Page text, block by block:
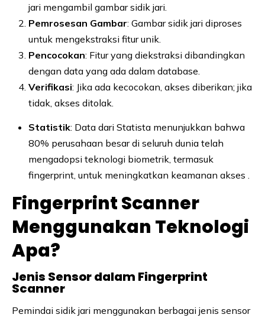
jari mengambil gambar sidik jari.
Pemrosesan Gambar: Gambar sidik jari diproses
untuk mengekstraksi fitur unik.
Pencocokan: Fitur yang diekstraksi dibandingkan
dengan data yang ada dalam database.
Verifikasi: Jika ada kecocokan, akses diberikan; jika
tidak, akses ditolak.
Statistik: Data dari Statista menunjukkan bahwa
80% perusahaan besar di seluruh dunia telah
mengadopsi teknologi biometrik, termasuk
fingerprint, untuk meningkatkan keamanan akses .
Fingerprint Scanner
Menggunakan Teknologi
Apa?
Jenis Sensor dalam Fingerprint
Scanner
Pemindai sidik jari menggunakan berbagai jenis sensor